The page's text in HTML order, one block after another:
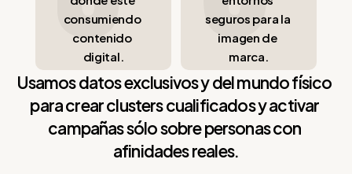
consumiendo
contenido
digital.
seguros para la
imagen de
marca.
Usamos datos exclusivos y del mundo físico
para crear clusters cualificados y activar
campañas sólo sobre personas con
afinidades reales.